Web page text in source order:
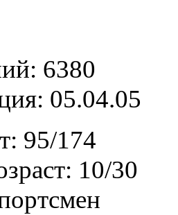
6380
05.04.05
95/174
10/30